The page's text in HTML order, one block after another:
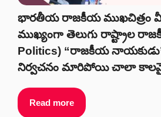
భారతీయ రాజకీయ ముఖచిత్రం
ముఖ్యంగా తెలుగు రాష్ట్రాల
Politics) “రాజకీయ
నిర్వచనం మారిపోయి చాలా
Read more